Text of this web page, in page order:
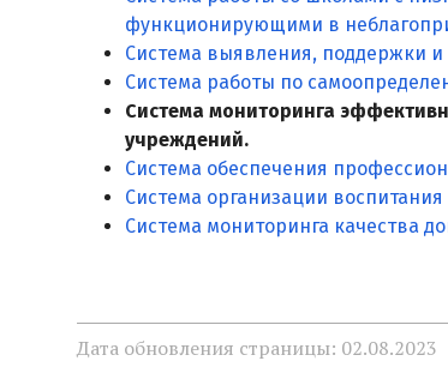
функционирующими в
Система выявления, поддержки и
Система работы по
Система мониторинга
учреждений.
Система обеспечения
Система организации
Система мониторинга качества
Дата обновления страницы: 02.08.2023